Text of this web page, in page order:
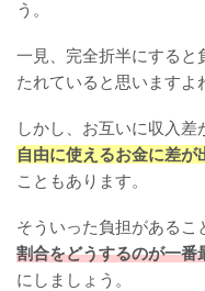
う。
一見、完全折半にすると
たれていると思いますよ
しかし、お互いに収入差
自由に使えるお金に差
こともあります。
そういった負担があるこ
割合をどうするのが一番
にしましょう。